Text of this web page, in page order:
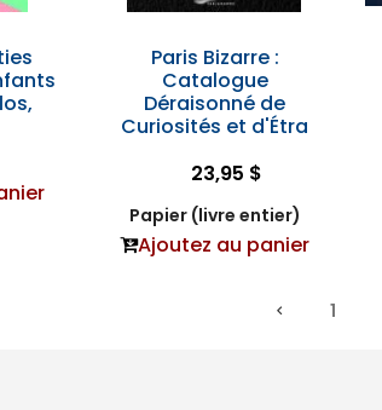
Paris Bizarre :
Catalogue
Déraisonné de
Curiosités et d'Étra
23,95 $
Papier (livre entier)
Ajoutez au panier
1